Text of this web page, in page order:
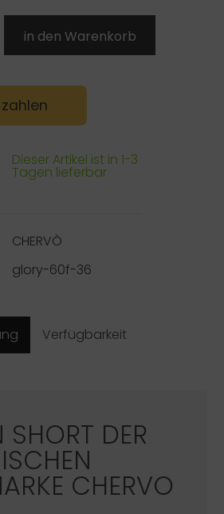
zahlen
Dieser Artikel ist in 1-3
Tagen lieferbar
CHERVÒ
glory-60f-36
Verfügbarkeit
SHORT DER
CHERVO